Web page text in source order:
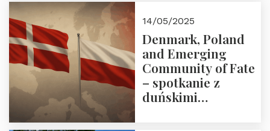
14/05/2025
Denmark, Poland
and Emerging
Community of Fate
– spotkanie z
duńskimi